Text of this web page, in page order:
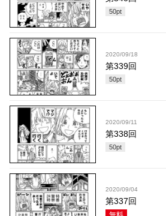
50pt
2020/09/18
第339回
50pt
2020/09/11
第338回
50pt
2020/09/04
第337回